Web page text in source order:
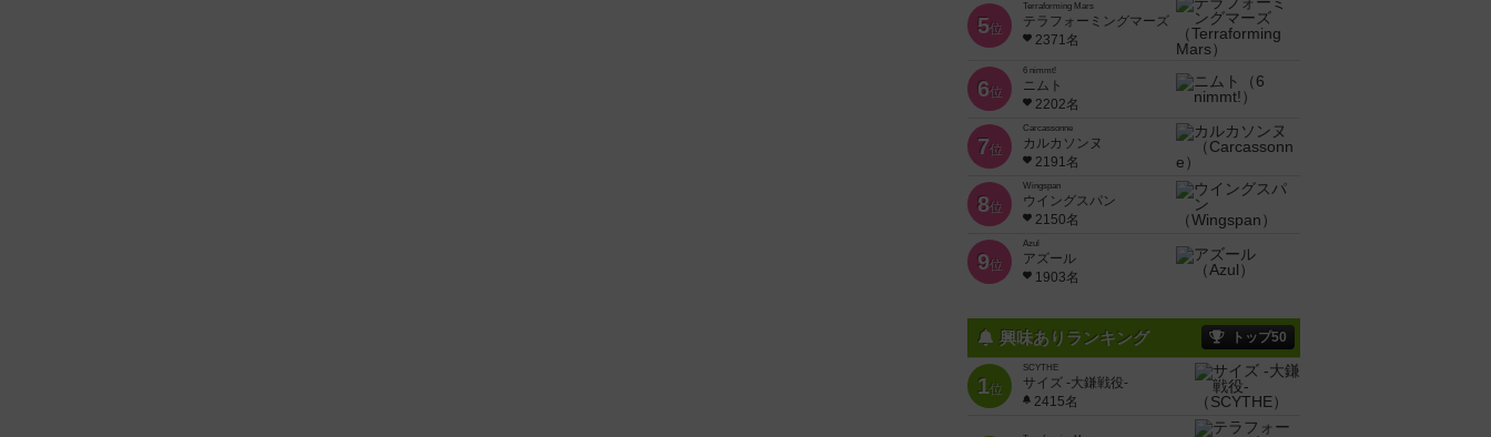
5位
Terraforming Mars
テラフォーミングマーズ
2371名
6位
6 nimmt!
ニムト
2202名
7位
Carcassonne
カルカソンヌ
2191名
8位
Wingspan
ウイングスパン
2150名
9位
Azul
アズール
1903名
興味ありランキング トップ50
1位
SCYTHE
サイズ -大鎌戦役-
2415名